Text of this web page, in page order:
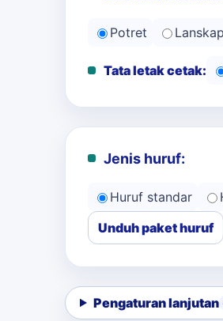
Potret Lanskap
Tata letak cetak:
Jenis huruf:
Huruf standar
Unduh paket huruf
Pengaturan lanjutan